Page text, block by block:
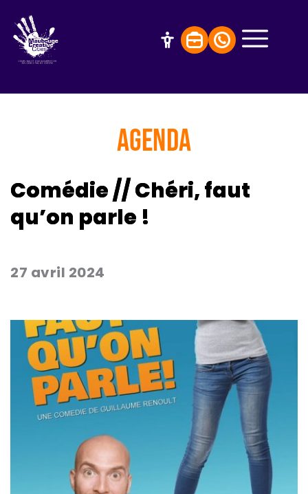
AGENDA
Comédie // Chéri, faut
qu’on parle !
27 avril 2024